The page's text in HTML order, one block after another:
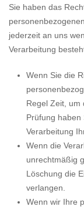
Sie haben das
jederzeit an uns
Verarbeitung
Wenn Sie die
Regel Zeit, um
Prüfung haben
Verarbeitung
Wenn die
unrechtmäßig
Löschung die
verlangen.
Wenn wir Ihre